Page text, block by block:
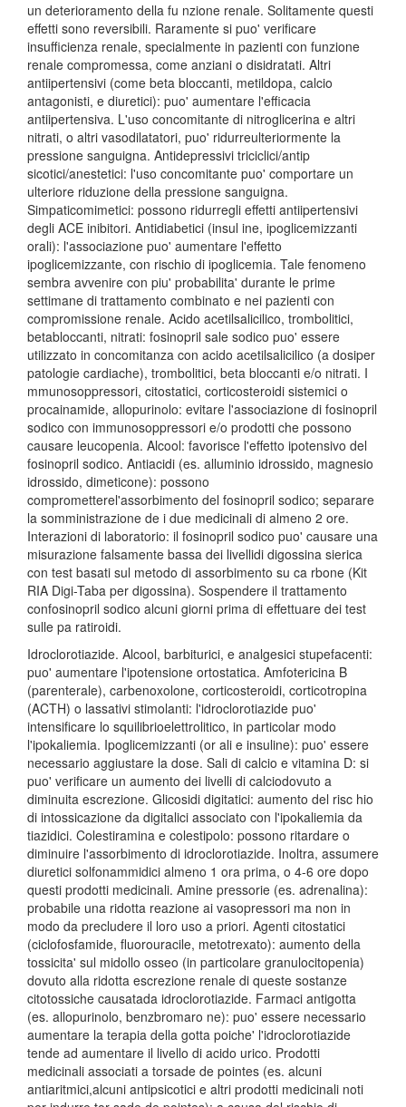
un deterioramento della fu nzione renale. Solitamente questi
effetti sono reversibili. Raramente si puo' verificare
insufficienza renale, specialmente in pazienti con funzione
renale compromessa, come anziani o disidratati. Altri
antiipertensivi (come beta bloccanti, metildopa, calcio
antagonisti, e diuretici): puo' aumentare l'efficacia
antiipertensiva. L'uso concomitante di nitroglicerina e altri
nitrati, o altri vasodilatatori, puo' ridurreulteriormente la
pressione sanguigna. Antidepressivi triciclici/antip
sicotici/anestetici: l'uso concomitante puo' comportare un
ulteriore riduzione della pressione sanguigna.
Simpaticomimetici: possono ridurregli effetti antiipertensivi
degli ACE inibitori. Antidiabetici (insul ine, ipoglicemizzanti
orali): l'associazione puo' aumentare l'effetto
ipoglicemizzante, con rischio di ipoglicemia. Tale fenomeno
sembra avvenire con piu' probabilita' durante le prime
settimane di trattamento combinato e nei pazienti con
compromissione renale. Acido acetilsalicilico, trombolitici,
betabloccanti, nitrati: fosinopril sale sodico puo' essere
utilizzato in concomitanza con acido acetilsalicilico (a dosiper
patologie cardiache), trombolitici, beta bloccanti e/o nitrati. I
mmunosoppressori, citostatici, corticosteroidi sistemici o
procainamide, allopurinolo: evitare l'associazione di fosinopril
sodico con immunosoppressori e/o prodotti che possono
causare leucopenia. Alcool: favorisce l'effetto ipotensivo del
fosinopril sodico. Antiacidi (es. alluminio idrossido, magnesio
idrossido, dimeticone): possono
comprometterel'assorbimento del fosinopril sodico; separare
la somministrazione de i due medicinali di almeno 2 ore.
Interazioni di laboratorio: il fosinopril sodico puo' causare una
misurazione falsamente bassa dei livellidi digossina sierica
con test basati sul metodo di assorbimento su ca rbone (Kit
RIA Digi-Taba per digossina). Sospendere il trattamento
confosinopril sodico alcuni giorni prima di effettuare dei test
sulle pa ratiroidi.
Idroclorotiazide. Alcool, barbiturici, e analgesici stupefacenti:
puo' aumentare l'ipotensione ortostatica. Amfotericina B
(parenterale), carbenoxolone, corticosteroidi, corticotropina
(ACTH) o lassativi stimolanti: l'idroclorotiazide puo'
intensificare lo squilibrioelettrolitico, in particolar modo
l'ipokaliemia. Ipoglicemizzanti (or ali e insuline): puo' essere
necessario aggiustare la dose. Sali di calcio e vitamina D: si
puo' verificare un aumento dei livelli di calciodovuto a
diminuita escrezione. Glicosidi digitatici: aumento del risc hio
di intossicazione da digitalici associato con l'ipokaliemia da
tiazidici. Colestiramina e colestipolo: possono ritardare o
diminuire l'assorbimento di idroclorotiazide. Inoltra, assumere
diuretici solfonammidici almeno 1 ora prima, o 4-6 ore dopo
questi prodotti medicinali. Amine pressorie (es. adrenalina):
probabile una ridotta reazione ai vasopressori ma non in
modo da precludere il loro uso a priori. Agenti citostatici
(ciclofosfamide, fluorouracile, metotrexato): aumento della
tossicita' sul midollo osseo (in particolare granulocitopenia)
dovuto alla ridotta escrezione renale di queste sostanze
citotossiche causatada idroclorotiazide. Farmaci antigotta
(es. allopurinolo, benzbromaro ne): puo' essere necessario
aumentare la terapia della gotta poiche' l'idroclorotiazide
tende ad aumentare il livello di acido urico. Prodotti
medicinali associati a torsade de pointes (es. alcuni
antiaritmici,alcuni antipsicotici e altri prodotti medicinali noti